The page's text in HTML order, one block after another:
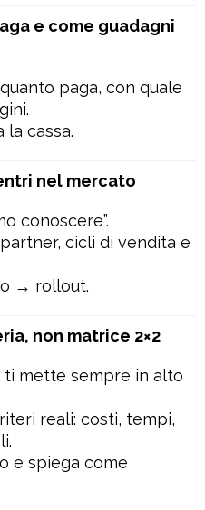
e come guadagni
paga, con quale
la cassa.
nel mercato
conoscere”.
cicli di vendita e
→ rollout.
non matrice 2×2
ti mette sempre in alto
reali: costi, tempi,
e spiega come